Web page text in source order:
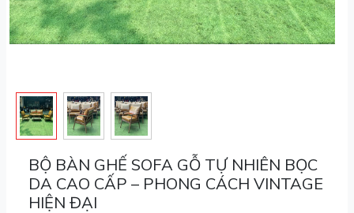
BỘ BÀN GHẾ SOFA GỖ TỰ NHIÊN BỌC
DA CAO CẤP – PHONG CÁCH VINTAGE
HIỆN ĐẠI